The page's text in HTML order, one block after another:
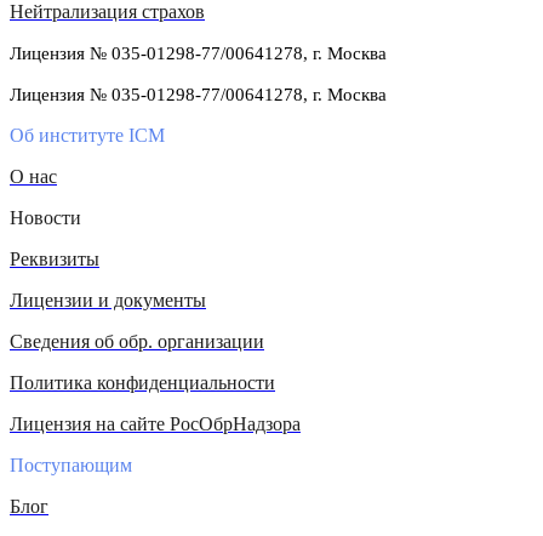
Нейтрализация страхов
Лицензия № 035-01298-77/00641278, г. Москва
Лицензия № 035-01298-77/00641278, г. Москва
Об институте ICM
О нас
Новости
Реквизиты
Лицензии и документы
Сведения об обр. организации
Политика конфиденциальности
Лицензия на сайте РосОбрНадзора
Поступающим
Блог